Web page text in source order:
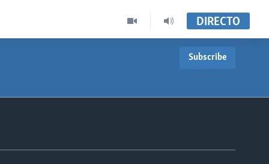
DIRECTO
Subscribe